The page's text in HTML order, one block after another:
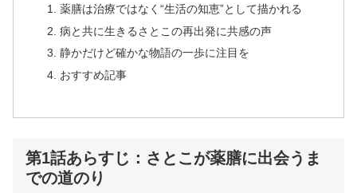
薬膳は治療ではなく“生活の知恵”として描かれる
病と共に生きるさとこの再出発に共感の声
静かだけど確かな物語の一歩に注目を
おすすめ記事
第1話あらすじ：さとこが薬膳に出会うま
での道のり